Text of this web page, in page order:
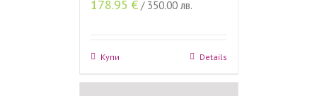
178.95 € / 350.00 лв.
Купи Details